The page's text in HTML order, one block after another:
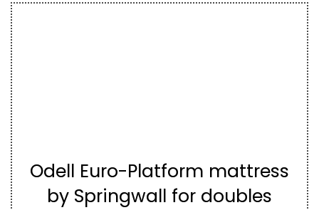
Odell Euro-Platform mattress
by Springwall for doubles